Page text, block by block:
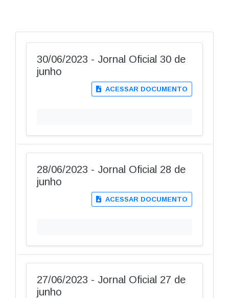
30/06/2023 - Jornal Oficial 30 de
junho
ACESSAR DOCUMENTO
28/06/2023 - Jornal Oficial 28 de
junho
ACESSAR DOCUMENTO
27/06/2023 - Jornal Oficial 27 de
junho